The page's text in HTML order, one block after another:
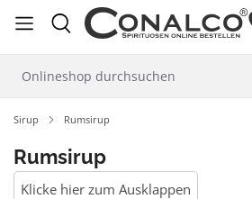
springen
Sirup Rumsirup
Rumsirup
Klicke hier zum Ausklappen